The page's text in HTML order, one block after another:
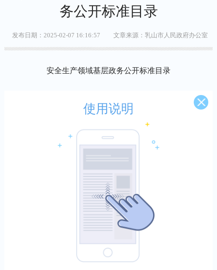
务公开标准目录
发布日期：2025-02-07 16:16:57 文章来源：乳山市人民政府办公室
安全生产领域基层政务公开标准目录